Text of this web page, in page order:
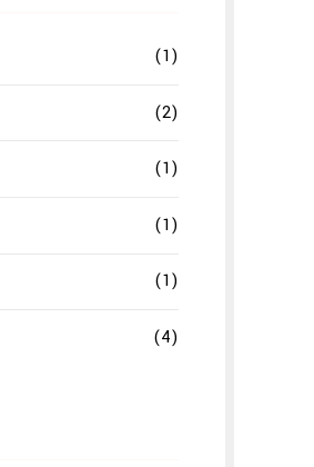
(1)
(2)
(1)
(1)
(1)
(4)